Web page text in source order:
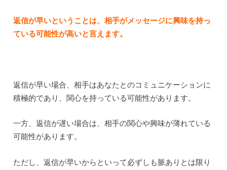
返信が早いということは、相手がメッセージに興味を持っ
ている可能性が高いと言えます。
返信が早い場合、相手はあなたとのコミュニケーションに
積極的であり、関心を持っている可能性があります。
一方、返信が遅い場合は、相手の関心や興味が薄れている
可能性があります。
ただし、返信が早いからといって必ずしも脈ありとは限り